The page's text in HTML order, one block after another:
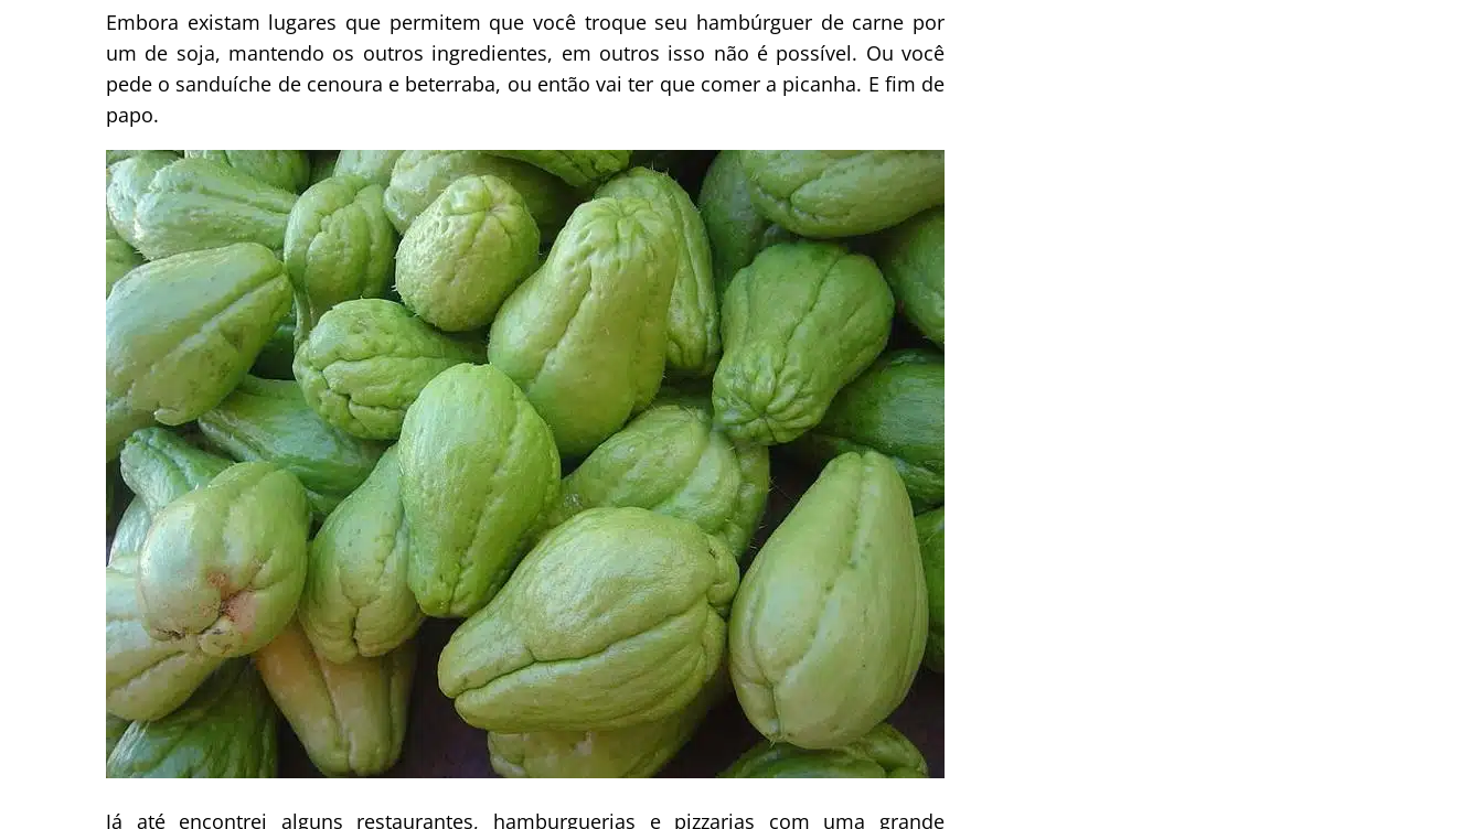
Embora existam lugares que permitem que você troque seu hambúrguer de carne por
um de soja, mantendo os outros ingredientes, em outros isso não é possível. Ou você
pede o sanduíche de cenoura e beterraba, ou então vai ter que comer a picanha. E fim de
papo.
Já até encontrei alguns restaurantes, hamburguerias e pizzarias com uma grande